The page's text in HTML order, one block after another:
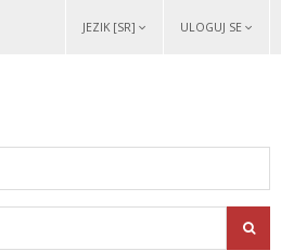
JEZIK [SR] ULOGUJ SE